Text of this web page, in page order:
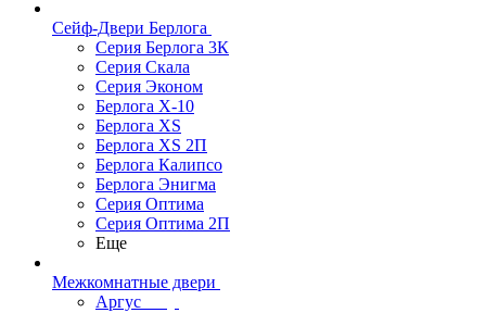
Сейф-Двери Берлога
Серия Берлога 3К
Серия Скала
Серия Эконом
Берлога X-10
Берлога XS
Берлога XS 2П
Берлога Калипсо
Берлога Энигма
Серия Оптима
Серия Оптима 2П
Еще
Межкомнатные двери
Аргус